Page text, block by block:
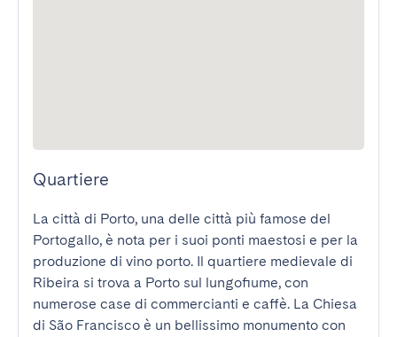
Quartiere
La città di Porto, una delle città più famose del
Portogallo, è nota per i suoi ponti maestosi e per la
produzione di vino porto. Il quartiere medievale di
Ribeira si trova a Porto sul lungofiume, con
numerose case di commercianti e caffè. La Chiesa
di São Francisco è un bellissimo monumento con